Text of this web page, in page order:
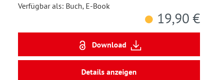
Verfügbar als: Buch, E-Book
19,90 €
Download
Details anzeigen